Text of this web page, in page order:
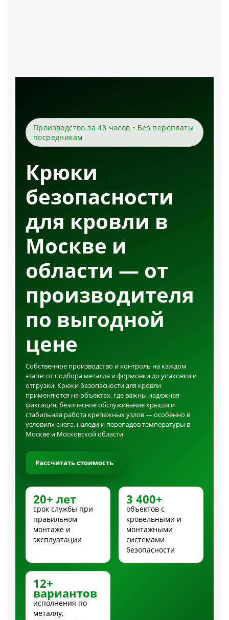
Производство за 48 часов • Без переплаты
посредникам
Крюки
безопасности
для кровли в
Москве и
области — от
производителя
по выгодной
цене
Собственное производство и контроль на каждом
этапе: от подбора металла и формовки до упаковки и
отгрузки. Крюки безопасности для кровли
применяются на объектах, где важны надежная
фиксация, безопасное обслуживание крыши и
стабильная работа крепежных узлов — особенно в
условиях снега, наледи и перепадов температуры в
Москве и Московской области.
Рассчитать стоимость
20+ лет
срок службы при
правильном
монтаже и
эксплуатации
3 400+
объектов с
кровельными и
монтажными
системами
безопасности
12+
вариантов
исполнения по
металлу,